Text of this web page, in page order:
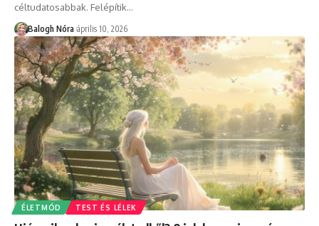
céltudatosabbak. Felépítik…
Balogh Nóra április 10, 2026
ÉLETMÓD TEST ÉS LÉLEK